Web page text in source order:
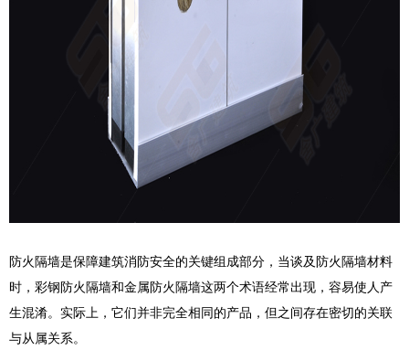
防火隔墙是保障建筑消防安全的关键组成部分，当谈及防火隔墙材料
时，彩钢防火隔墙和金属防火隔墙这两个术语经常出现，容易使人产
生混淆。实际上，它们并非完全相同的产品，但之间存在密切的关联
与从属关系。